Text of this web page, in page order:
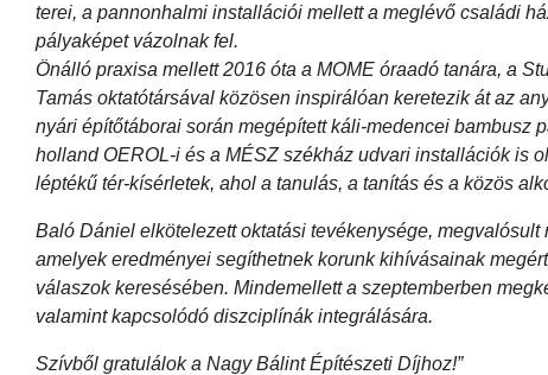
terei, a pannonhalmi installációi mellett a meglévő családi
pályaképet vázolnak fel.
Önálló praxisa mellett 2016 óta a MOME óraadó tanára, a
Tamás oktatótársával közösen inspirálóan keretezik át az
nyári építőtáborai során megépített káli-medencei bambusz
holland OEROL-i és a MÉSZ székház udvari installációk is
léptékű tér-kísérletek, ahol a tanulás, a tanítás és a közös
Baló Dániel elkötelezett oktatási tevékenysége,
amelyek eredményei segíthetnek korunk kihívásainak
válaszok keresésében. Mindemellett a szeptemberben
valamint kapcsolódó diszciplínák integrálására.
Szívből gratulálok a Nagy Bálint Építészeti Díjhoz!”